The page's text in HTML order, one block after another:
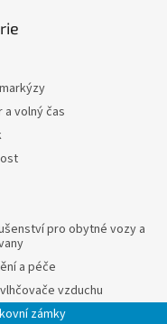
volný čas
pro obytné vozy a
a péče
vzduchu
zámky